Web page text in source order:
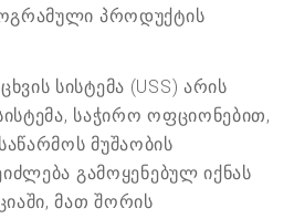
პროდუქტის
სისტემა (USS) არის
საჭირო ოფციონებით,
მუშაობის
გამოყენებულ იქნას
მათ შორის